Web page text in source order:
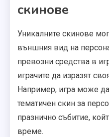
скинове
Уникалните скинове
външния вид на
превозни средства в
играчите да изразят
Например, игра може
тематичен скин за
празнично събитие,
време.